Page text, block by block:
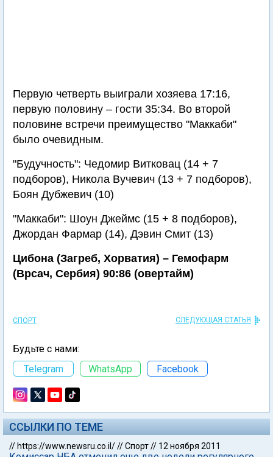
Первую четверть выиграли хозяева 17:16,
первую половину – гости 35:34. Во второй
половине встречи преимущество "Маккаби"
было очевидным.
"Будучность": Чедомир Витковац (14 + 7
подборов), Никола Вучевич (13 + 7 подборов),
Боян Дубжевич (10)
"Маккаби": Шоун Джеймс (15 + 8 подборов),
Джордан Фармар (14), Дэвин Смит (13)
Цибона (Загреб, Хорватия) – Гемофарм
(Врсач, Сербия) 90:86 (овертайм)
СПОРТ СЛЕДУЮЩАЯ СТАТЬЯ
Будьте с нами:
Telegram
WhatsApp Facebook
ССЫЛКИ ПО ТЕМЕ
// https://www.newsru.co.il///Спорт// 12 ноября 2011